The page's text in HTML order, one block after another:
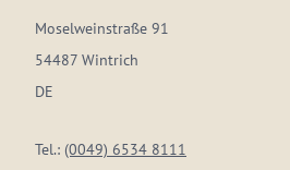
Moselweinstraße 91
54487 Wintrich
DE
Tel.: (0049) 6534 8111